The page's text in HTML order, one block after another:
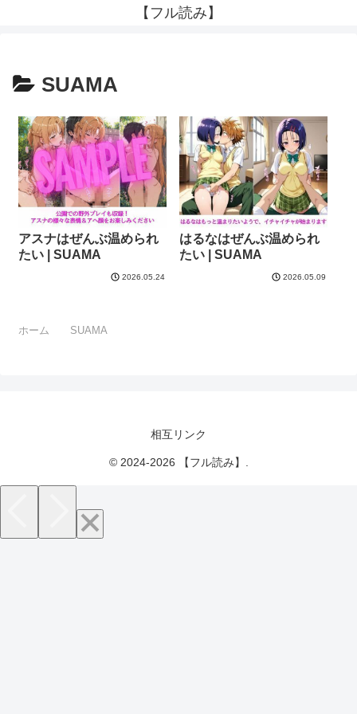
【フル読み】
SUAMA
アスナはぜんぶ温められ
たい | SUAMA
2026.05.24
はるなはぜんぶ温められ
たい | SUAMA
2026.05.09
ホーム SUAMA
相互リンク
© 2024-2026 【フル読み】.